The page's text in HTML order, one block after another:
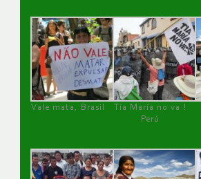
Vale mata, Brasil
Tía María no va !
Perú